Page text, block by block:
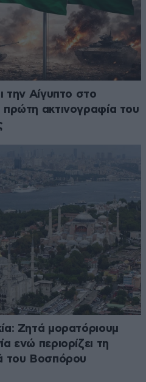
την Αίγυπτο στο
ακτινογραφία του
Ζητά μορατόριουμ
ενώ περιορίζει τη
του Βοσπόρου